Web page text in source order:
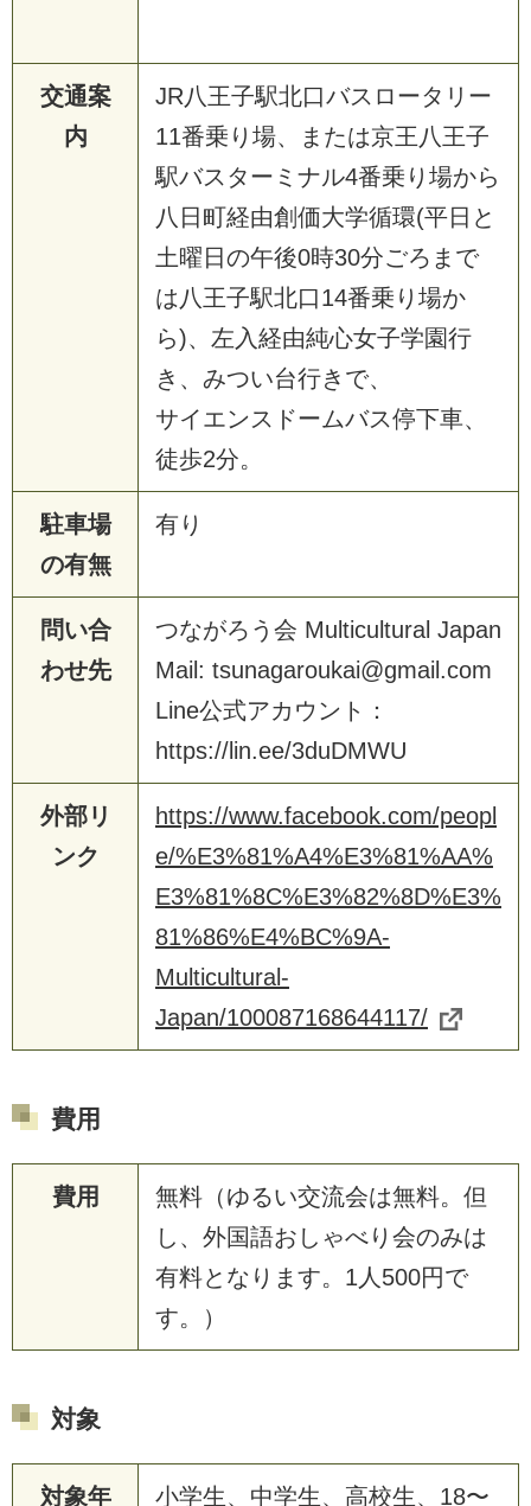
交通案
内
JR八王子駅北口バスロータリー
11番乗り場、または京王八王子
駅バスターミナル4番乗り場から
八日町経由創価大学循環(平日と
土曜日の午後0時30分ごろまで
は八王子駅北口14番乗り場か
ら)、左入経由純心女子学園行
き、みつい台行きで、
サイエンスドームバス停下車、
徒歩2分。
駐車場
の有無
有り
問い合
わせ先
つながろう会 Multicultural Japan
Mail: tsunagaroukai@gmail.com
Line公式アカウント：
https://lin.ee/3duDMWU
外部リ
ンク
https://www.facebook.com/peopl
e/%E3%81%A4%E3%81%AA%
E3%81%8C%E3%82%8D%E3%
81%86%E4%BC%9A-
Multicultural-
Japan/100087168644117/
費用
費用
無料（ゆるい交流会は無料。但
し、外国語おしゃべり会のみは
有料となります。1人500円で
す。）
対象
対象年
小学生、中学生、高校生、18〜